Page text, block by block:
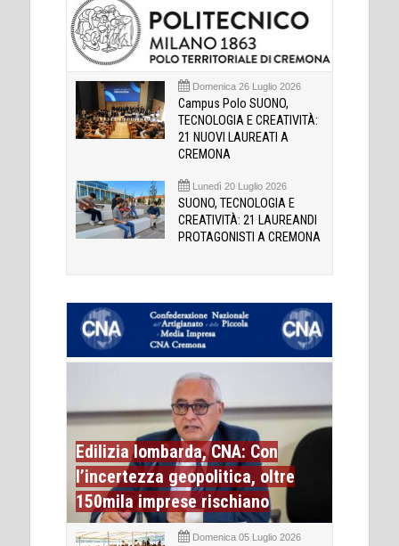
Domenica 26 Luglio 2026
Campus Polo SUONO,
TECNOLOGIA E CREATIVITÀ:
21 NUOVI LAUREATI A
CREMONA
Lunedì 20 Luglio 2026
SUONO, TECNOLOGIA E
CREATIVITÀ: 21 LAUREANDI
PROTAGONISTI A CREMONA
Edilizia lombarda, CNA: Con
l’incertezza geopolitica, oltre
150mila imprese rischiano
Domenica 05 Luglio 2026